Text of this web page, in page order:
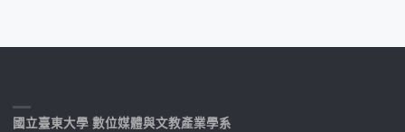
國立臺東大學 數位媒體與文教產業學系